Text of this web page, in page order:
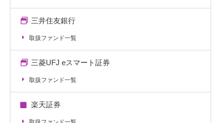
三井住友銀行
取扱ファンド一覧
三菱UFJ eスマート証券
取扱ファンド一覧
楽天証券